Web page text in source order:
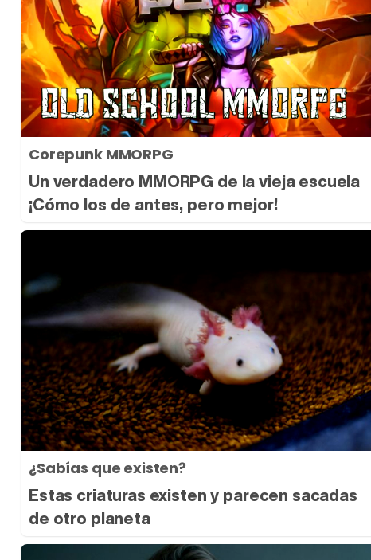
Corepunk MMORPG
Un verdadero MMORPG de la vieja escuela
¡Cómo los de antes, pero mejor!
¿Sabías que existen?
Estas criaturas existen y parecen sacadas
de otro planeta